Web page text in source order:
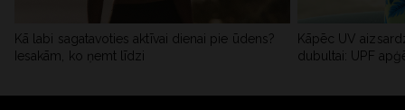
Kā labi sagatavoties aktīvai dienai pie ūdens?
Iesakām, ko ņemt līdzi
Kāpēc UV
dubultai: UPF